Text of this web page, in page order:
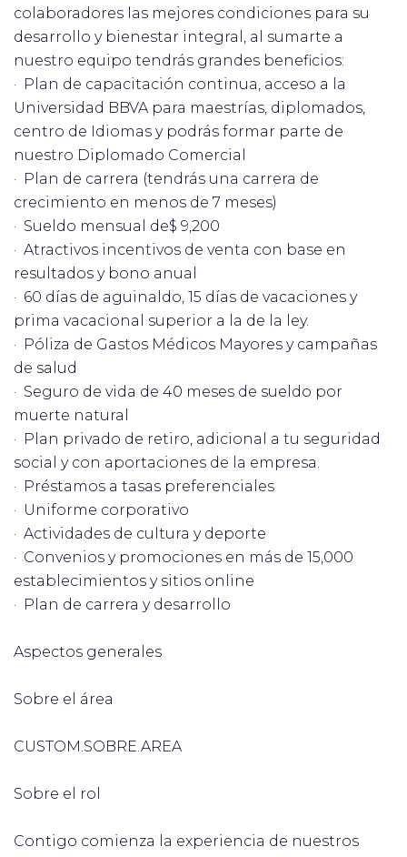
colaboradores las mejores condiciones para su
desarrollo y bienestar integral, al sumarte a
nuestro equipo tendrás grandes beneficios:
· Plan de capacitación continua, acceso a la
Universidad BBVA para maestrías, diplomados,
centro de Idiomas y podrás formar parte de
nuestro Diplomado Comercial
· Plan de carrera (tendrás una carrera de
crecimiento en menos de 7 meses)
· Sueldo mensual de$ 9,200
· Atractivos incentivos de venta con base en
resultados y bono anual
· 60 días de aguinaldo, 15 días de vacaciones y
prima vacacional superior a la de la ley.
· Póliza de Gastos Médicos Mayores y campañas
de salud
· Seguro de vida de 40 meses de sueldo por
muerte natural
· Plan privado de retiro, adicional a tu seguridad
social y con aportaciones de la empresa.
· Préstamos a tasas preferenciales
· Uniforme corporativo
· Actividades de cultura y deporte
· Convenios y promociones en más de 15,000
establecimientos y sitios online
· Plan de carrera y desarrollo
Aspectos generales
Sobre el área
CUSTOM.SOBRE.AREA
Sobre el rol
Contigo comienza la experiencia de nuestros